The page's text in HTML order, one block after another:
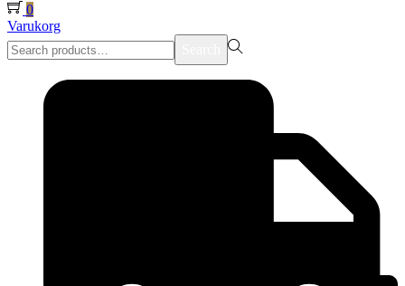
0
Varukorg
Search
for:>